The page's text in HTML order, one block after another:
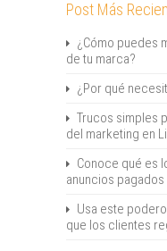
Post Más
¿Cómo puedes
de tu marca?
¿Por qué
Trucos simples
del marketing en
Conoce qué es
anuncios pagados
Usa este
que los clientes